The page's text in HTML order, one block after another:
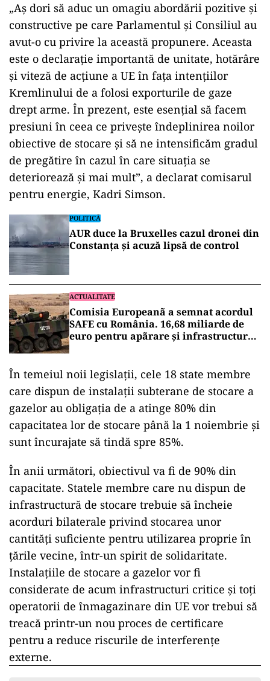
„Aş dori să aduc un omagiu abordării pozitive şi
constructive pe care Parlamentul şi Consiliul au
avut-o cu privire la această propunere. Aceasta
este o declaraţie importantă de unitate, hotărâre
şi viteză de acţiune a UE în faţa intenţiilor
Kremlinului de a folosi exporturile de gaze
drept arme. În prezent, este esenţial să facem
presiuni în ceea ce priveşte îndeplinirea noilor
obiective de stocare şi să ne intensificăm gradul
de pregătire în cazul în care situaţia se
deteriorează şi mai mult”, a declarat comisarul
pentru energie, Kadri Simson.
POLITICĂ
AUR duce la Bruxelles cazul dronei din
Constanța și acuză lipsă de control
ACTUALITATE
Comisia Europeanã a semnat acordul
SAFE cu România. 16,68 miliarde de
euro pentru apãrare și infrastructurã
În temeiul noii legislaţii, cele 18 state membre
care dispun de instalaţii subterane de stocare a
gazelor au obligaţia de a atinge 80% din
capacitatea lor de stocare până la 1 noiembrie şi
sunt încurajate să tindă spre 85%.
În anii următori, obiectivul va fi de 90% din
capacitate. Statele membre care nu dispun de
infrastructură de stocare trebuie să încheie
acorduri bilaterale privind stocarea unor
cantităţi suficiente pentru utilizarea proprie în
ţările vecine, într-un spirit de solidaritate.
Instalaţiile de stocare a gazelor vor fi
considerate de acum infrastructuri critice şi toţi
operatorii de înmagazinare din UE vor trebui să
treacă printr-un nou proces de certificare
pentru a reduce riscurile de interferenţe
externe.